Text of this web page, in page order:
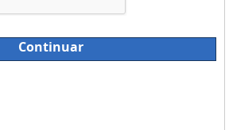
Continuar